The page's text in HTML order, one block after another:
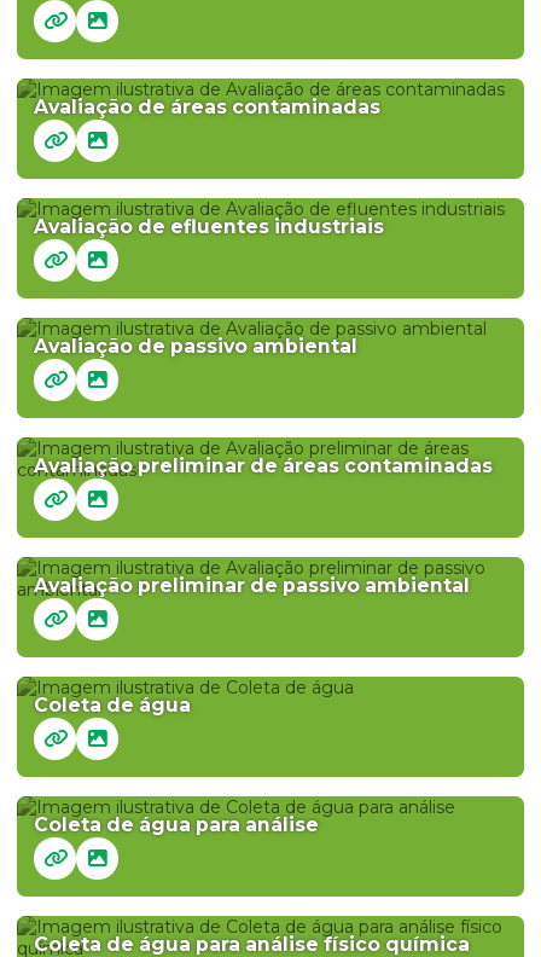
Avaliação de áreas contaminadas
Avaliação de efluentes industriais
Avaliação de passivo ambiental
Avaliação preliminar de áreas contaminadas
Avaliação preliminar de passivo ambiental
Coleta de água
Coleta de água para análise
Coleta de água para análise físico química